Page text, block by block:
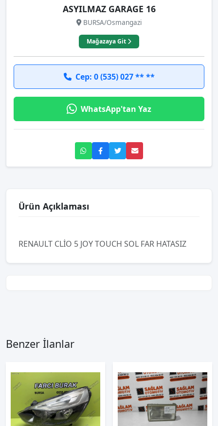
ASYILMAZ GARAGE 16
BURSA/Osmangazi
Mağazaya Git
Cep: 0 (535) 027 ** **
WhatsApp'tan Yaz
Ürün Açıklaması
RENAULT CLİO 5 JOY TOUCH SOL FAR HATASIZ
Benzer İlanlar